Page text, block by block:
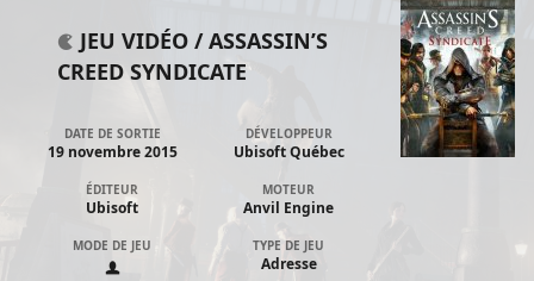
JEU VIDÉO /ASSASSIN’S
CREED SYNDICATE
DATE DE SORTIE
19 novembre 2015
DÉVELOPPEUR
Ubisoft Québec
ÉDITEUR
Ubisoft
MOTEUR
Anvil Engine
MODE DE JEU TYPE DE JEU
Adresse